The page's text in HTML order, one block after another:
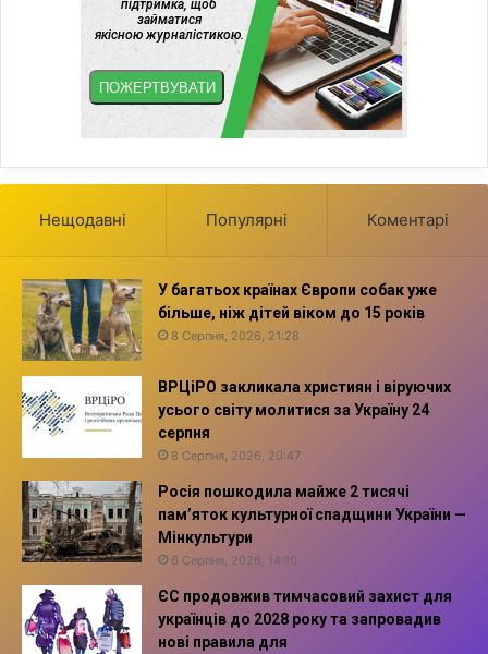
Нещодавні Популярні Коментарі
У багатьох країнах Європи собак уже
більше, ніж дітей віком до 15 років
8 Серпня, 2026, 21:28
ВРЦіРО закликала християн і віруючих
усього світу молитися за Україну 24
серпня
8 Серпня, 2026, 20:47
Росія пошкодила майже 2 тисячі
пам’яток культурної спадщини України —
Мінкультури
6 Серпня, 2026, 14:10
ЄС продовжив тимчасовий захист для
українців до 2028 року та запровадив
нові правила для